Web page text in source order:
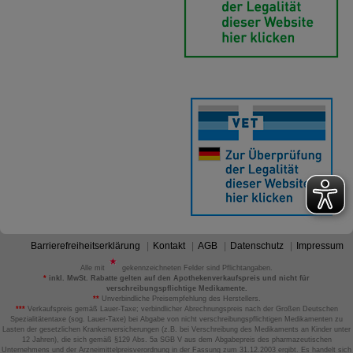
Barrierefreiheitserklärung Kontakt AGB Datenschutz Impressum
Alle mit
gekennzeichneten Felder sind Pflichtangaben.
* inkl. MwSt. Rabatte gelten auf den Apothekenverkaufspreis und nicht für
verschreibungspflichtige Medikamente.
**Unverbindliche Preisempfehlung des Herstellers.
***Verkaufspreis gemäß Lauer-Taxe; verbindlicher Abrechnungspreis nach der Großen Deutschen
Spezialitätentaxe (sog. Lauer-Taxe) bei Abgabe von nicht verschreibungspflichtigen Medikamenten zu
Lasten der gesetzlichen Krankenversicherungen (z.B. bei Verschreibung des Medikaments an Kinder unter
12 Jahren), die sich gemäß §129 Abs. 5a SGB V aus dem Abgabepreis des pharmazeutischen
Unternehmens und der Arzneimittelpreisverordnung in der Fassung zum 31.12.2003 ergibt. Es handelt sich